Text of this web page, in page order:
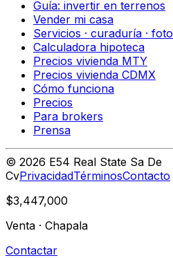
Guía: invertir en terrenos
Vender mi casa
Servicios · curaduría · foto
Calculadora hipoteca
Precios vivienda MTY
Precios vivienda CDMX
Cómo funciona
Precios
Para brokers
Prensa
© 2026 E54 Real State Sa De
CvPrivacidadTérminosContacto
$3,447,000
Venta · Chapala
Contactar